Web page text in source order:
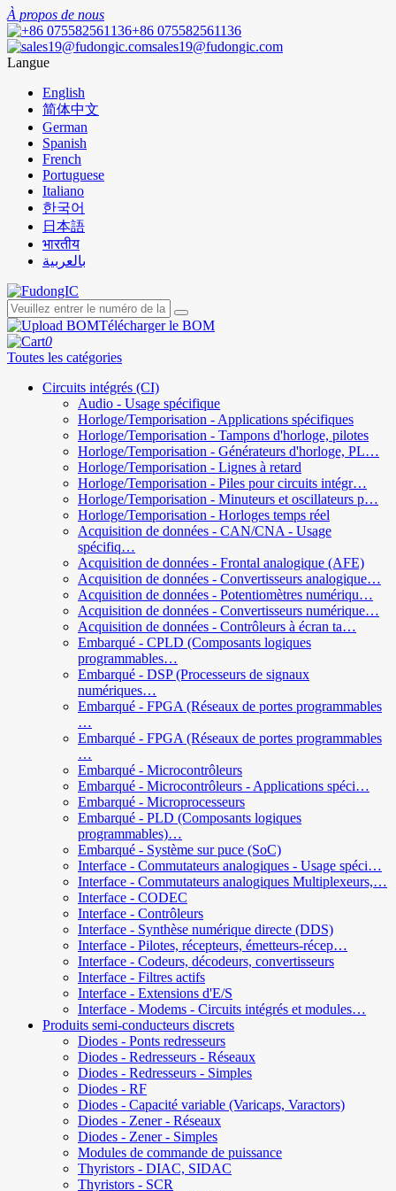
À propos de nous
+86 075582561136
sales19@fudongic.com
Langue
English
简体中文
German
Spanish
French
Portuguese
Italiano
한국어
日本語
भारतीय
بالعربية
Télécharger le BOM
0
Toutes les catégories
Circuits intégrés (CI)
Audio - Usage spécifique
Horloge/Temporisation - Applications spécifiques
Horloge/Temporisation - Tampons d'horloge, pilotes
Horloge/Temporisation - Générateurs d'horloge, PL…
Horloge/Temporisation - Lignes à retard
Horloge/Temporisation - Piles pour circuits intégr…
Horloge/Temporisation - Minuteurs et oscillateurs p…
Horloge/Temporisation - Horloges temps réel
Acquisition de données - CAN/CNA - Usage
spécifiq…
Acquisition de données - Frontal analogique (AFE)
Acquisition de données - Convertisseurs analogique…
Acquisition de données - Potentiomètres numériqu…
Acquisition de données - Convertisseurs numérique…
Acquisition de données - Contrôleurs à écran ta…
Embarqué - CPLD (Composants logiques
programmables…
Embarqué - DSP (Processeurs de signaux
numériques…
Embarqué - FPGA (Réseaux de portes programmables
…
Embarqué - FPGA (Réseaux de portes programmables
…
Embarqué - Microcontrôleurs
Embarqué - Microcontrôleurs - Applications spéci…
Embarqué - Microprocesseurs
Embarqué - PLD (Composants logiques
programmables)…
Embarqué - Système sur puce (SoC)
Interface - Commutateurs analogiques - Usage spéci…
Interface - Commutateurs analogiques Multiplexeurs,…
Interface - CODEC
Interface - Contrôleurs
Interface - Synthèse numérique directe (DDS)
Interface - Pilotes, récepteurs, émetteurs-récep…
Interface - Codeurs, décodeurs, convertisseurs
Interface - Filtres actifs
Interface - Extensions d'E/S
Interface - Modems - Circuits intégrés et modules…
Produits semi-conducteurs discrets
Diodes - Ponts redresseurs
Diodes - Redresseurs - Réseaux
Diodes - Redresseurs - Simples
Diodes - RF
Diodes - Capacité variable (Varicaps, Varactors)
Diodes - Zener - Réseaux
Diodes - Zener - Simples
Modules de commande de puissance
Thyristors - DIAC, SIDAC
Thyristors - SCR